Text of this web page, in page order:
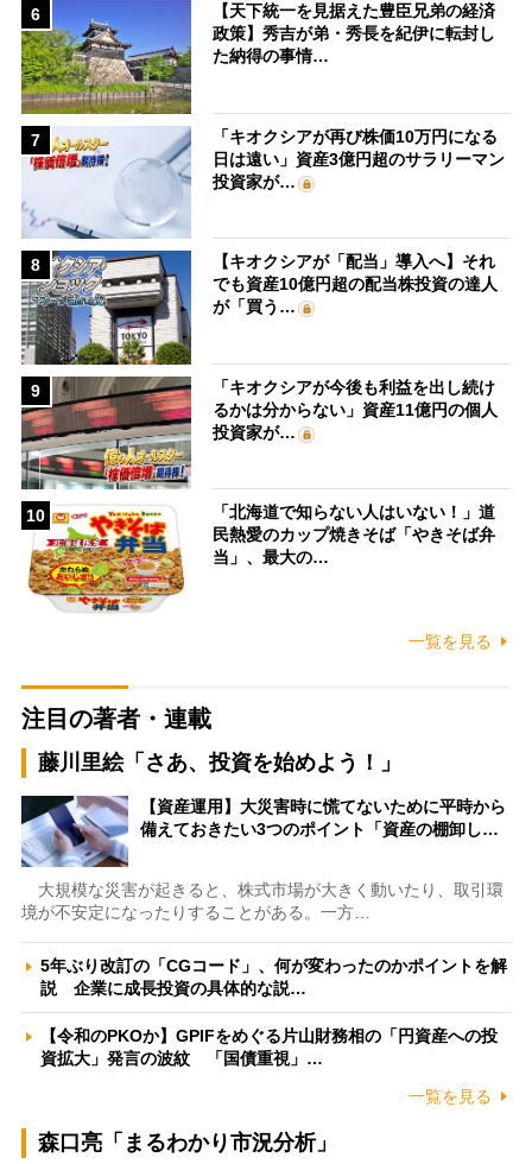
6
【天下統一を見据えた豊臣兄弟の経済
政策】秀吉が弟・秀長を紀伊に転封し
た納得の事情…
7
「キオクシアが再び株価10万円になる
日は遠い」資産3億円超のサラリーマン
投資家が…
8
【キオクシアが「配当」導入へ】それ
でも資産10億円超の配当株投資の達人
が「買う…
9
「キオクシアが今後も利益を出し続け
るかは分からない」資産11億円の個人
投資家が…
10
「北海道で知らない人はいない！」道
民熱愛のカップ焼きそば「やきそば弁
当」、最大の…
一覧を見る
注目の著者・連載
藤川里絵「さあ、投資を始めよう！」
【資産運用】大災害時に慌てないために平時から
備えておきたい3つのポイント「資産の棚卸し…
大規模な災害が起きると、株式市場が大きく動いたり、取引環
境が不安定になったりすることがある。一方…
5年ぶり改訂の「CGコード」、何が変わったのかポイントを解
説 企業に成長投資の具体的な説…
【令和のPKOか】GPIFをめぐる片山財務相の「円資産への投
資拡大」発言の波紋 「国債重視」…
一覧を見る
森口亮「まるわかり市況分析」